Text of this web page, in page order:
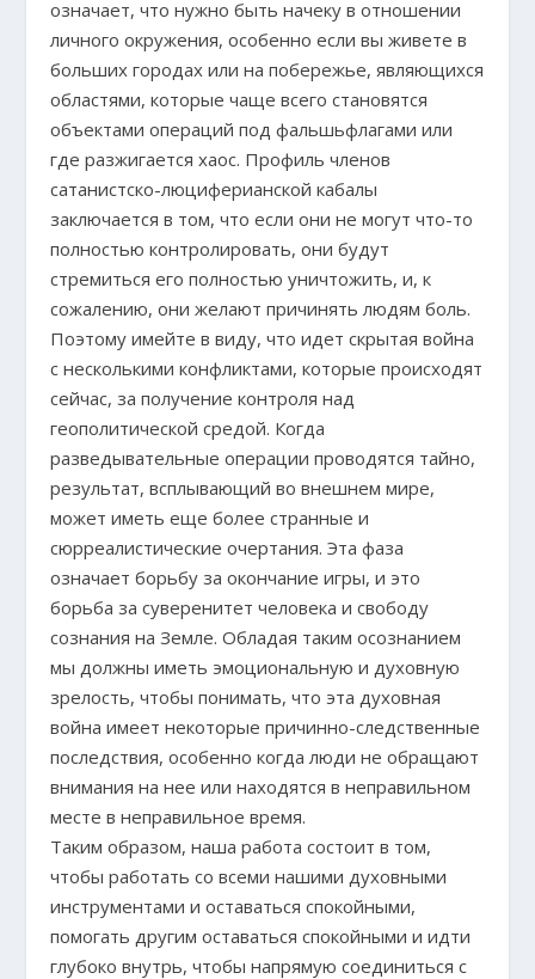
означает, что нужно быть начеку в отношении
личного окружения, особенно если вы живете в
больших городах или на побережье, являющихся
областями, которые чаще всего становятся
объектами операций под фальшьфлагами или
где разжигается хаос. Профиль членов
сатанистско-люциферианской кабалы
заключается в том, что если они не могут что-то
полностью контролировать, они будут
стремиться его полностью уничтожить, и, к
сожалению, они желают причинять людям боль.
Поэтому имейте в виду, что идет скрытая война
с несколькими конфликтами, которые происходят
сейчас, за получение контроля над
геополитической средой. Когда
разведывательные операции проводятся тайно,
результат, всплывающий во внешнем мире,
может иметь еще более странные и
сюрреалистические очертания. Эта фаза
означает борьбу за окончание игры, и это
борьба за суверенитет человека и свободу
сознания на Земле. Обладая таким осознанием
мы должны иметь эмоциональную и духовную
зрелость, чтобы понимать, что эта духовная
война имеет некоторые причинно-следственные
последствия, особенно когда люди не обращают
внимания на нее или находятся в неправильном
месте в неправильное время.
Таким образом, наша работа состоит в том,
чтобы работать со всеми нашими духовными
инструментами и оставаться спокойными,
помогать другим оставаться спокойными и идти
глубоко внутрь, чтобы напрямую соединиться с